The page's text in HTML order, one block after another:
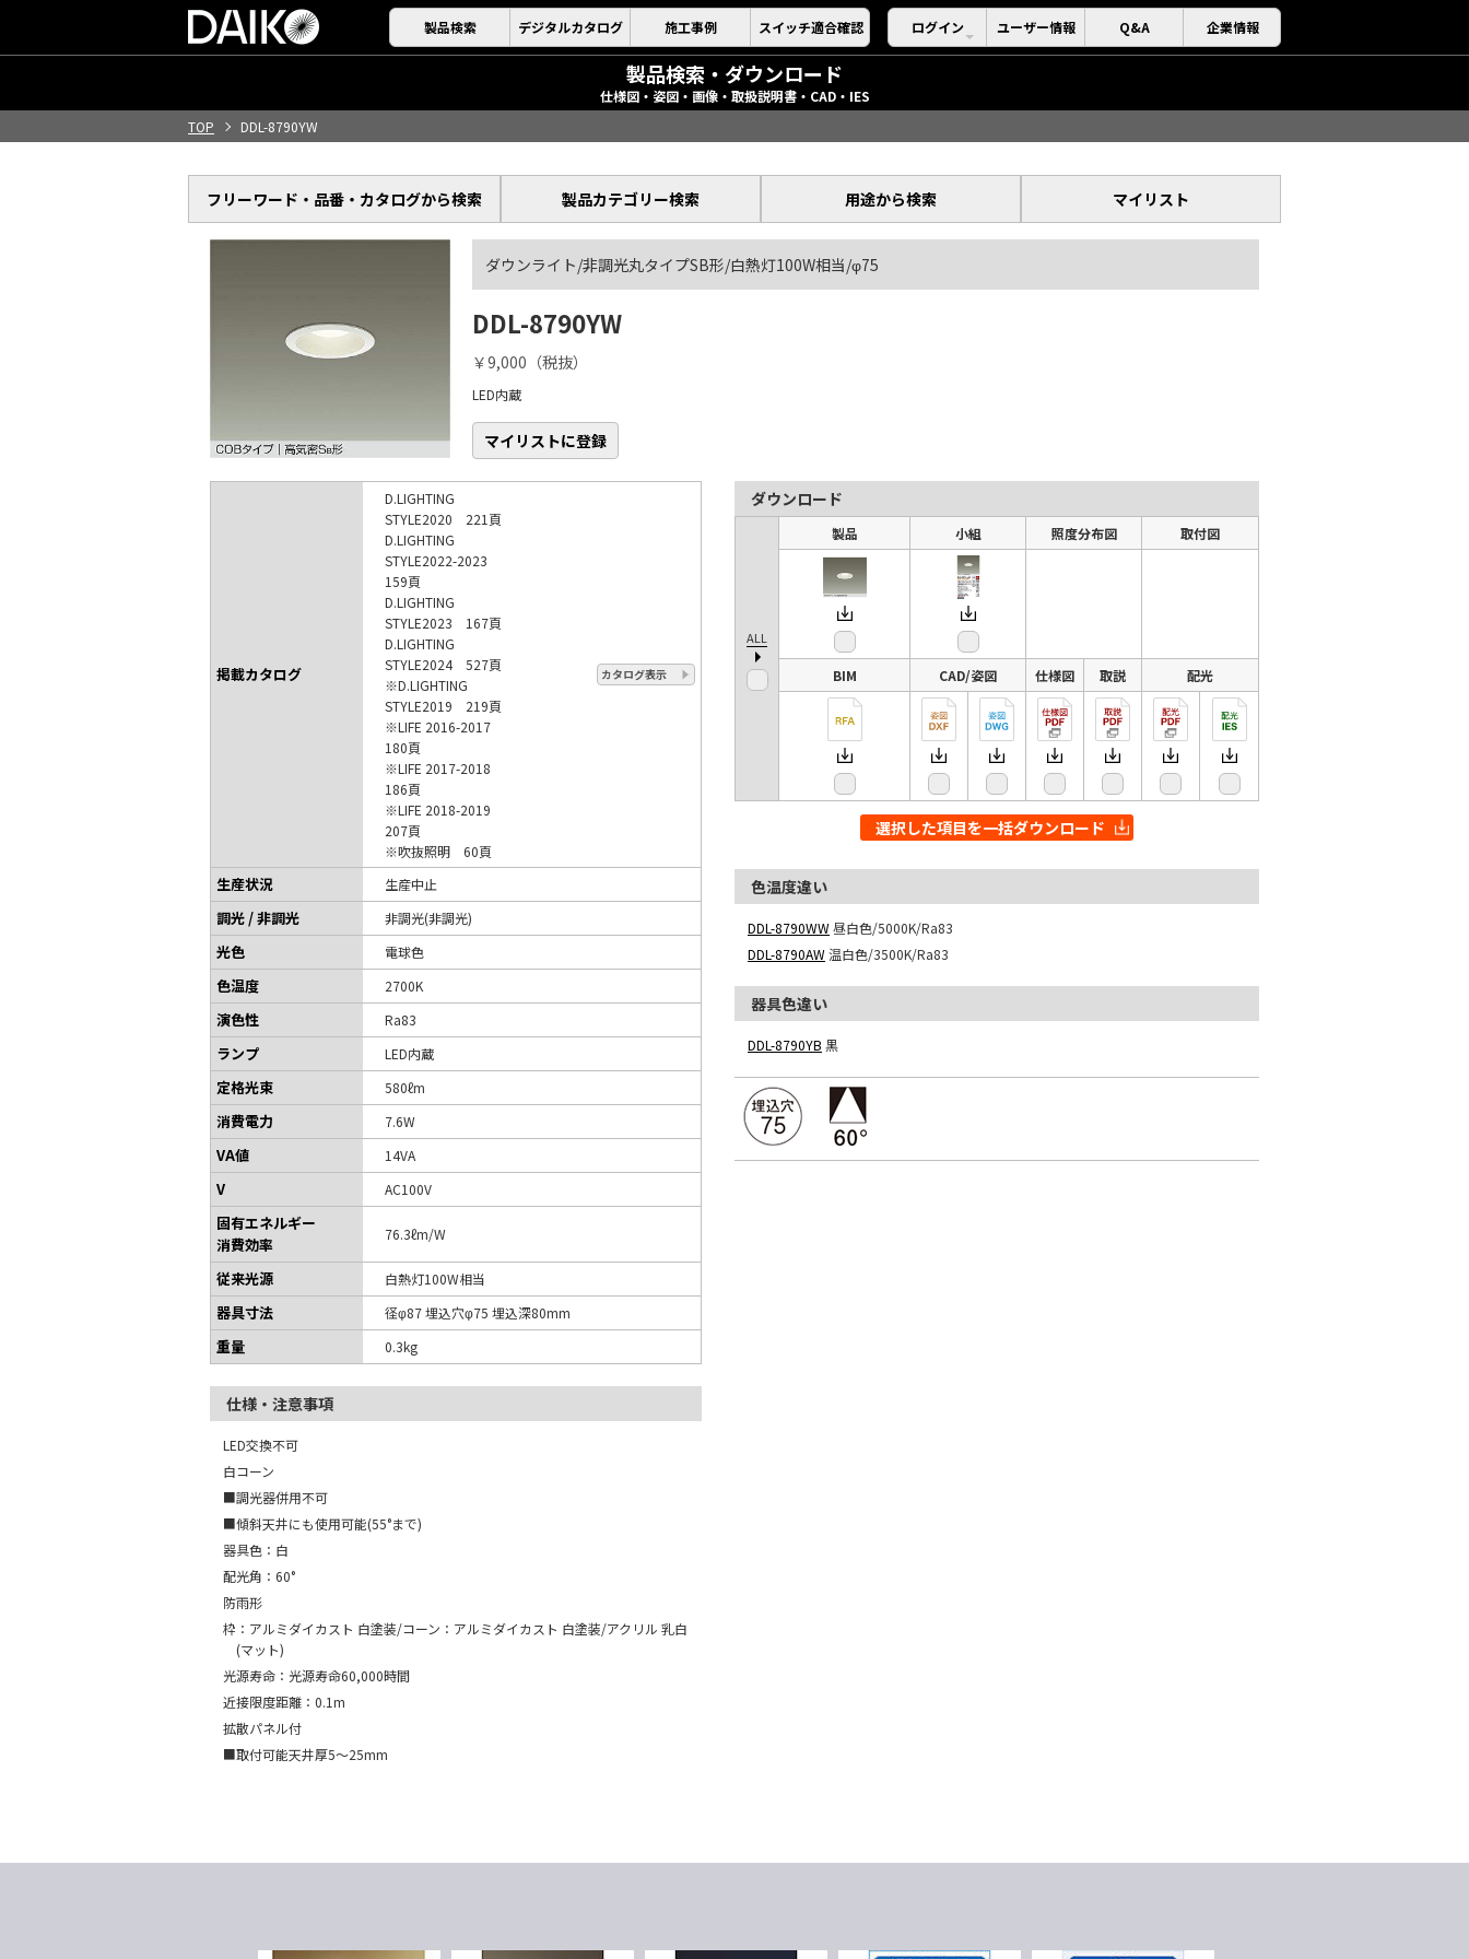
製品検索 デジタルカタログ 施工事例 スイッチ適合確認 ログイン ユーザー情報 Q&A 企業情報
製品検索・ダウンロード
仕様図・姿図・画像・取扱説明書・CAD・IES
TOP
DDL-8790YW
フリーワード・品番・ カタログから検索 製品カテゴリー検索 用途から検索 マイリスト
ダウンライト/非調光丸タイプSB形/白熱灯100W相当/φ75
DDL-8790YW
￥9,000（税抜）
LED内蔵
マイリストに登録
掲載カタログ
D.LIGHTING
STYLE2020 221頁
D.LIGHTING
STYLE2022-2023
159頁
D.LIGHTING
STYLE2023 167頁
D.LIGHTING
STYLE2024 527頁
※D.LIGHTING
STYLE2019 219頁
※LIFE 2016-2017
180頁
※LIFE 2017-2018
186頁
※LIFE 2018-2019
207頁
※吹抜照明 60頁
カタログ表示
生産状況 生産中止
調光 / 非調光 非調光(非調光)
光色 電球色
色温度 2700K
演色性 Ra83
ランプ LED内蔵
定格光束 580ℓm
消費電力 7.6W
VA値 14VA
V AC100V
固有エネルギー
消費効率
76.3ℓm/W
従来光源 白熱灯100W相当
器具寸法 径φ87 埋込穴φ75 埋込深80mm
重量 0.3kg
仕様・注意事項
LED交換不可
白コーン
■調光器併用不可
■傾斜天井にも使用可能(55°まで)
器具色：白
配光角：60°
防雨形
枠：アルミダイカスト 白塗装/コーン：アルミダイカスト 白塗装/アクリル 乳白
(マット)
光源寿命：光源寿命60,000時間
近接限度距離：0.1m
拡散パネル付
■取付可能天井厚5～25mm
ダウンロード
ALL
製品 小組 照度分布図 取付図
BIM CAD/姿図 仕様図 取説 配光
選択した項目を一括ダウンロード
色温度違い
DDL-8790WW昼白色/5000K/Ra83
DDL-8790AW温白色/3500K/Ra83
器具色違い
DDL-8790YB 黒